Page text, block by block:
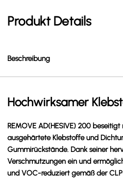
Produkt Details
Beschreibung
Hochwirksamer
REMOVE AD(HESIVE) 200
ausgehärtete Klebstoffe und
Gummirückstände. Dank seiner
Verschmutzungen ein und
und VOC-reduziert gemäß der